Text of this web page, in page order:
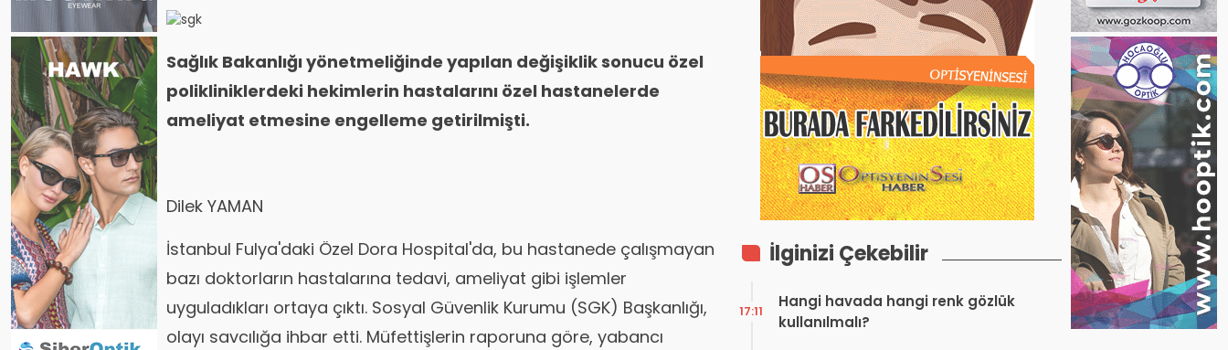
Sağlık Bakanlığı yönetmeliğinde yapılan değişiklik sonucu özel
polikliniklerdeki hekimlerin hastalarını özel hastanelerde
ameliyat etmesine engelleme getirilmişti.
Dilek YAMAN
İstanbul Fulya'daki Özel Dora Hospital'da, bu hastanede çalışmayan
bazı doktorların hastalarına tedavi, ameliyat gibi işlemler
uyguladıkları ortaya çıktı. Sosyal Güvenlik Kurumu (SGK) Başkanlığı,
olayı savcılığa ihbar etti. Müfettişlerin raporuna göre, yabancı
İlginizi Çekebilir
Hangi havada hangi renk gözlük
kullanılmalı?
17:11